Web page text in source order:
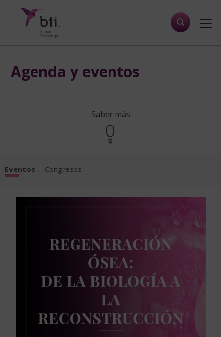
Agenda y eventos
Saber más
Eventos Congresos